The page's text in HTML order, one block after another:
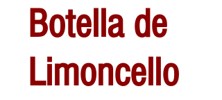
Botella de
Limoncello